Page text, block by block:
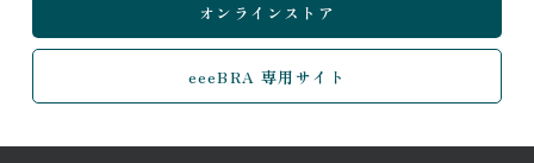
オンラインストア
eeeBRA 専用サイト